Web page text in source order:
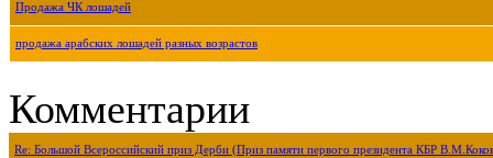
Продажа ЧК лошадей
продажа арабских лошадей разных возрастов
Комментарии
Re: Большой Всероссийский приз Дерби (Приз памяти первого президента КБР